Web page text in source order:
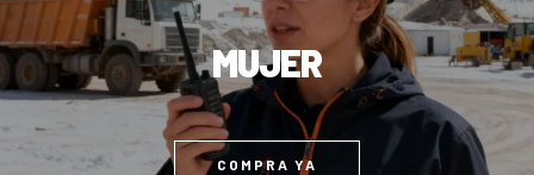
MUJER
COMPRA YA